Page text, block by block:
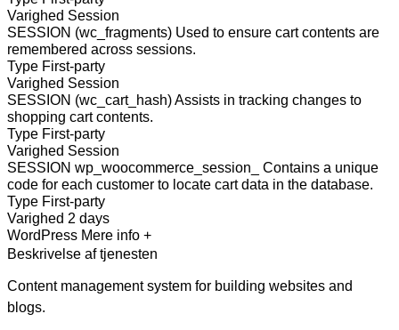
Varighed Session
SESSION (wc_fragments) Used to ensure cart contents are
remembered across sessions.
Type First-party
Varighed Session
SESSION (wc_cart_hash)Assists in tracking changes to
shopping cart contents.
Type First-party
Varighed Session
SESSION wp_woocommerce_session_
Contains a unique
code for each customer to locate cart data in the database.
Type First-party
Varighed 2 days
WordPress Mere info +
Beskrivelse af tjenesten
Content management system for building websites and
blogs.